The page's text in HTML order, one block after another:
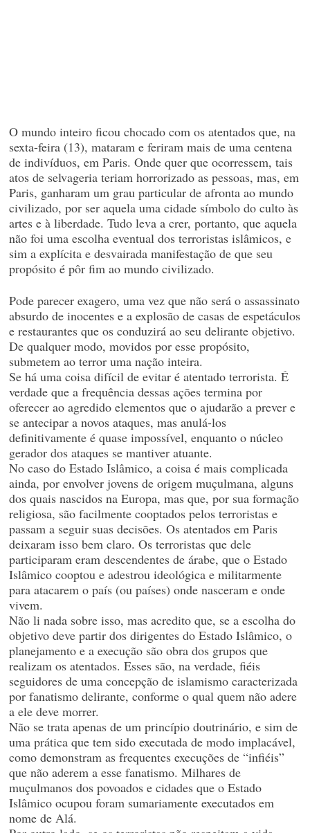
O mundo inteiro ficou chocado com os atentados que, na
sexta-feira (13), mataram e feriram mais de uma centena
de indivíduos, em Paris. Onde quer que ocorressem, tais
atos de selvageria teriam horrorizado as pessoas, mas, em
Paris, ganharam um grau particular de afronta ao mundo
civilizado, por ser aquela uma cidade símbolo do culto às
artes e à liberdade. Tudo leva a crer, portanto, que aquela
não foi uma escolha eventual dos terroristas islâmicos, e
sim a explícita e desvairada manifestação de que seu
propósito é pôr fim ao mundo civilizado.
Pode parecer exagero, uma vez que não será o assassinato
absurdo de inocentes e a explosão de casas de espetáculos
e restaurantes que os conduzirá ao seu delirante objetivo.
De qualquer modo, movidos por esse propósito,
submetem ao terror uma nação inteira.
Se há uma coisa difícil de evitar é atentado terrorista. É
verdade que a frequência dessas ações termina por
oferecer ao agredido elementos que o ajudarão a prever e
se antecipar a novos ataques, mas anulá-los
definitivamente é quase impossível, enquanto o núcleo
gerador dos ataques se mantiver atuante.
No caso do Estado Islâmico, a coisa é mais complicada
ainda, por envolver jovens de origem muçulmana, alguns
dos quais nascidos na Europa, mas que, por sua formação
religiosa, são facilmente cooptados pelos terroristas e
passam a seguir suas decisões. Os atentados em Paris
deixaram isso bem claro. Os terroristas que dele
participaram eram descendentes de árabe, que o Estado
Islâmico cooptou e adestrou ideológica e militarmente
para atacarem o país (ou países) onde nasceram e onde
vivem.
Não li nada sobre isso, mas acredito que, se a escolha do
objetivo deve partir dos dirigentes do Estado Islâmico, o
planejamento e a execução são obra dos grupos que
realizam os atentados. Esses são, na verdade, fiéis
seguidores de uma concepção de islamismo caracterizada
por fanatismo delirante, conforme o qual quem não adere
a ele deve morrer.
Não se trata apenas de um princípio doutrinário, e sim de
uma prática que tem sido executada de modo implacável,
como demonstram as frequentes execuções de “infiéis”
que não aderem a esse fanatismo. Milhares de
muçulmanos dos povoados e cidades que o Estado
Islâmico ocupou foram sumariamente executados em
nome de Alá.